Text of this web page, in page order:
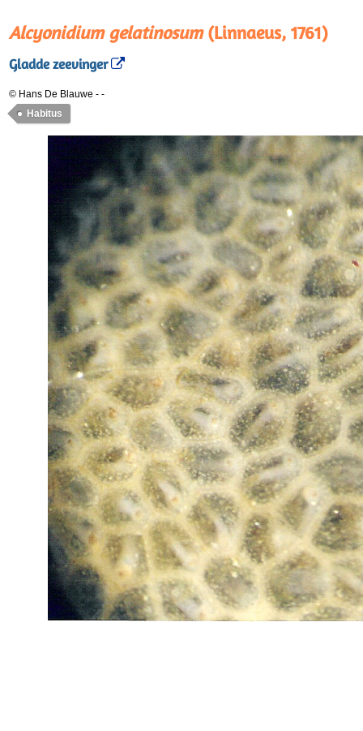
Alcyonidium gelatinosum(Linnaeus, 1761)
Gladde zeevinger
© Hans De Blauwe - -
Habitus